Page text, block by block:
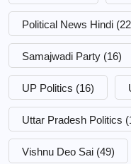
Political News Hindi
Samajwadi Party (16)
UP Politics (16)
Uttar Pradesh Politics
Vishnu Deo Sai (49)